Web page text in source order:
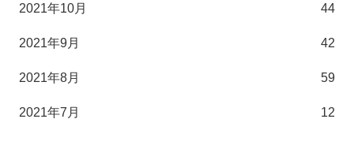
2021年10月 44
2021年9月 42
2021年8月 59
2021年7月 12